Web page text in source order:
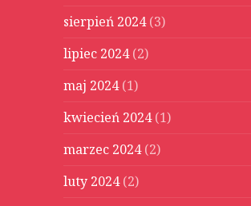
sierpień 2024(3)
lipiec 2024(2)
maj 2024(1)
kwiecień 2024(1)
marzec 2024(2)
luty 2024(2)